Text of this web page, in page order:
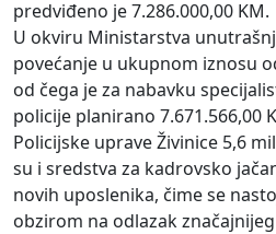
predviđeno je 7.286.000,00 KM.
U okviru Ministarstva
povećanje u ukupnom iznosu
od čega je za nabavku
policije planirano 7.671.566,00
Policijske uprave Živinice 5,6
su i sredstva za kadrovsko
novih uposlenika, čime se
obzirom na odlazak